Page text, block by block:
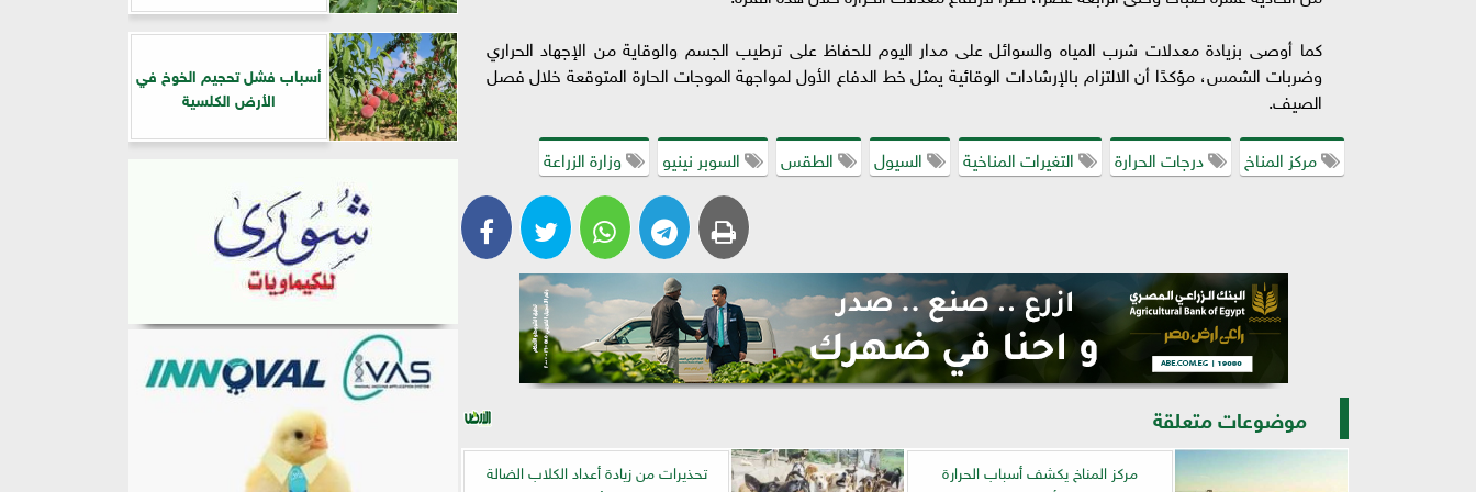
كما أوصى بزيادة معدلات شرب المياه والسوائل على مدار اليوم للحفاظ على ترطيب الجسم والوقاية من الإجهاد الحراري
وضربات الشمس، مؤكدًا أن الالتزام بالإرشادات الوقائية يمثل خط الدفاع الأول لمواجهة الموجات الحارة المتوقعة خلال فصل
الصيف.
مركز المناخ
درجات الحرارة التغيرات المناخية السيول الطقس السوبر نينيو وزارة الزراعة
موضوعات متعلقة
مركز المناخ يكشف أسباب الحرارة
تحذيرات من زيادة أعداد الكلاب الضالة
أسباب فشل تحجيم الخوخ في
الأرض الكلسية